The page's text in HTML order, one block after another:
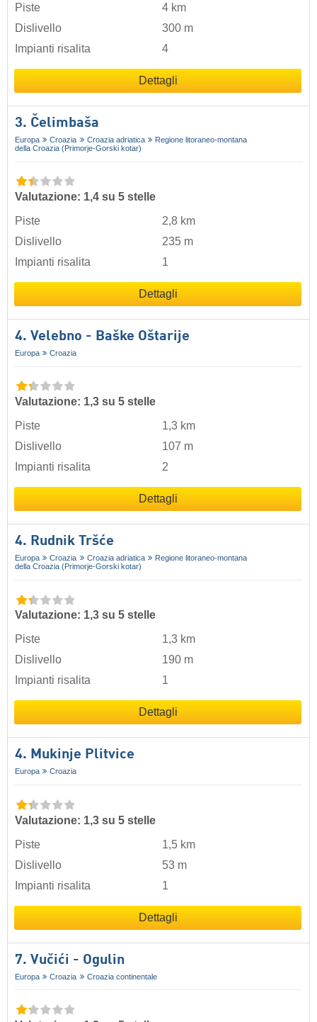
Piste
4 km
Dislivello
300 m
Impianti risalita
4
Dettagli
3. Čelimbaša
Europa Croazia Croazia adriatica
Regione litoraneo-montana
della Croazia (Primorje-Gorski kotar)
Valutazione: 1,4 su 5 stelle
Piste
2,8 km
Dislivello
235 m
Impianti risalita
1
Dettagli
4. Velebno - Baške Oštarije
Europa Croazia
Valutazione: 1,3 su 5 stelle
Piste
1,3 km
Dislivello
107 m
Impianti risalita
2
Dettagli
4. Rudnik Tršće
Europa Croazia Croazia adriatica
Regione litoraneo-montana
della Croazia (Primorje-Gorski kotar)
Valutazione: 1,3 su 5 stelle
Piste
1,3 km
Dislivello
190 m
Impianti risalita
1
Dettagli
4. Mukinje Plitvice
Europa Croazia
Valutazione: 1,3 su 5 stelle
Piste
1,5 km
Dislivello
53 m
Impianti risalita
1
Dettagli
7. Vučići - Ogulin
Europa Croazia Croazia continentale